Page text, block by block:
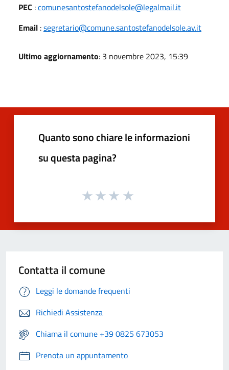
PEC :comunesantostefanodelsole@legalmail.it
Email :segretario@comune.santostefanodelsole.av.it
Ultimo aggiornamento: 3 novembre 2023, 15:39
Quanto sono chiare le informazioni
su questa pagina?
Contatta il comune
Leggi le domande frequenti
Richiedi Assistenza
Chiama il comune +39 0825 673053
Prenota un appuntamento